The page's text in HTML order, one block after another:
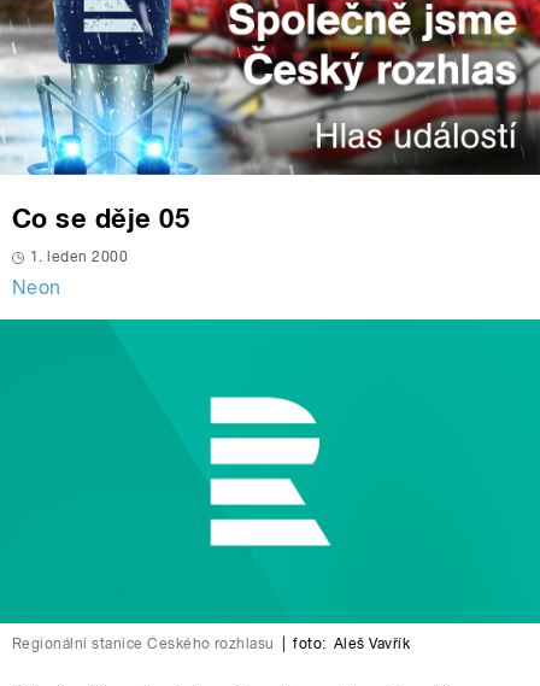
Co se děje 05
1. leden 2000
Neon
Regionální stanice Českého rozhlasu foto: Aleš Vavřík